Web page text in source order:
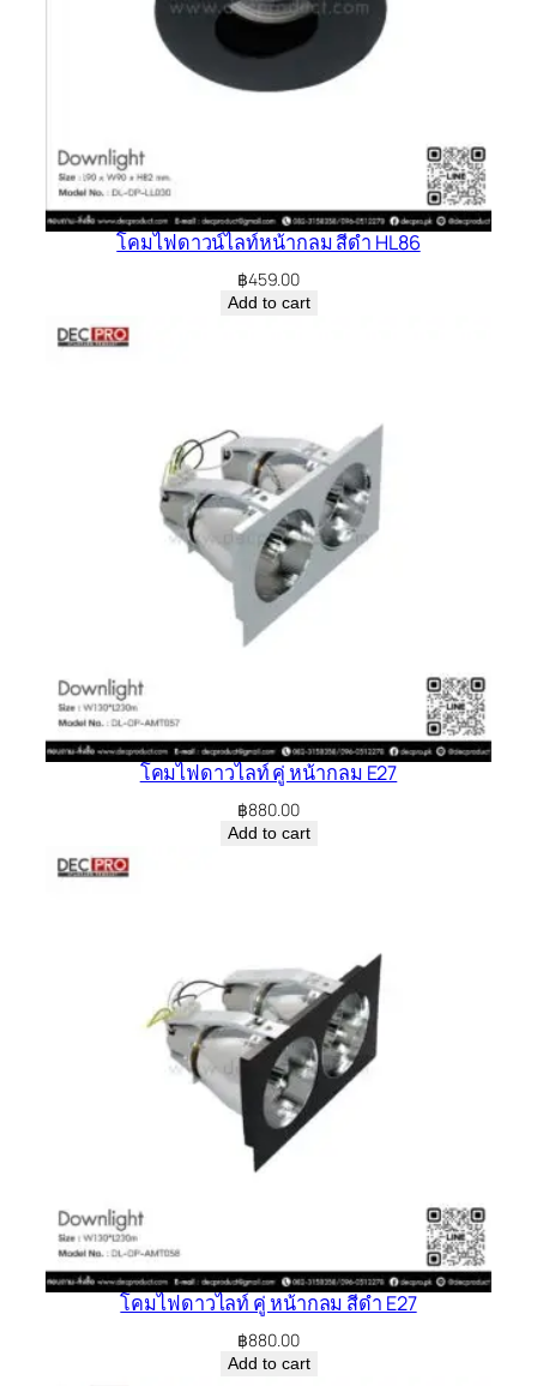
โคมไฟดาวน์ไลท์หน้ากลม สีดำ HL86
฿459.00
Add to cart
โคมไฟดาวไลท์ คู่ หน้ากลม E27
฿880.00
Add to cart
โคมไฟดาวไลท์ คู่ หน้ากลม สีดำ E27
฿880.00
Add to cart